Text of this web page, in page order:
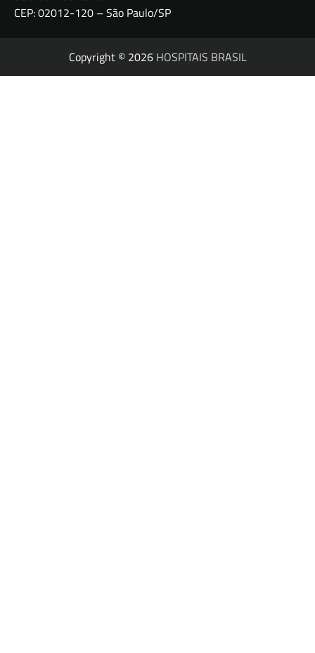
CEP: 02012-120 – São Paulo/SP
Copyright © 2026 HOSPITAIS BRASIL